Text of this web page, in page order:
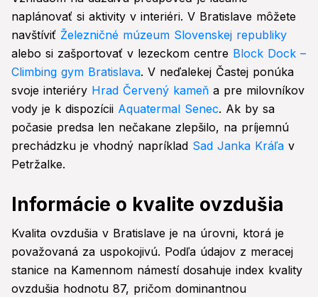
naplánovať si aktivity v interiéri. V Bratislave môžete
navštíviť Železničné múzeum Slovenskej republiky
alebo si zašportovať v lezeckom centre Block Dock –
Climbing gym Bratislava. V neďalekej Častej ponúka
svoje interiéry Hrad Červený kameň a pre milovníkov
vody je k dispozícii Aquatermal Senec. Ak by sa
počasie predsa len nečakane zlepšilo, na príjemnú
prechádzku je vhodný napríklad Sad Janka Kráľa v
Petržalke.
Informácie o kvalite ovzdušia
Kvalita ovzdušia v Bratislave je na úrovni, ktorá je
považovaná za uspokojivú. Podľa údajov z meracej
stanice na Kamennom námestí dosahuje index kvality
ovzdušia hodnotu 87, pričom dominantnou